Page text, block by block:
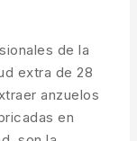
de la
extra de 28
anzuelos
en